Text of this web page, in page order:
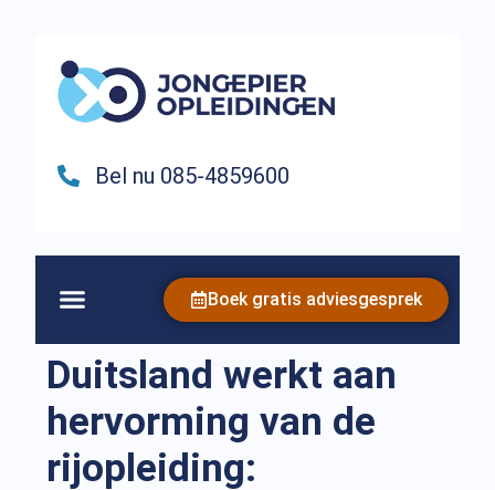
Bel nu 085-4859600
Boek gratis adviesgesprek
Duitsland werkt aan
hervorming van de
rijopleiding: